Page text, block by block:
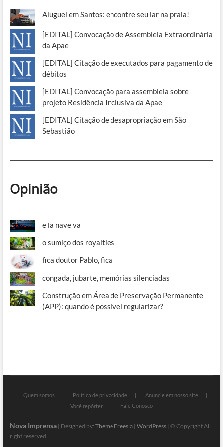
Aluguel em Santos: encontre seu lar na praia!
[EDITAL] Convocação de Assembleia Extraordinária
da Apae
[EDITAL] Citação de executados para pagamento de
débitos
[EDITAL] Convocação para assembleia sobre
projeto Residência Inclusiva da Apae
[EDITAL] Citação de desapropriação em São
Sebastião
Opinião
e la nave va
o sumiço dos royalties
fica doutor Pablo, fica
congada, jubarte, memórias silenciadas
Construção em Área de Preservação Permanente
(APP): quando é possível regularizar?
Quem somos Política de privacidade
Anuncie em nosso site
Você repórter
Fale Conosco
Nova Imprensa| Designed by: Theme Freesia| WordPress| © Copyright All
right reserved